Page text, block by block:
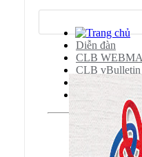
Diễn đàn
CLB
CLB vBulletin
vBulletin
vBulletin 3.8